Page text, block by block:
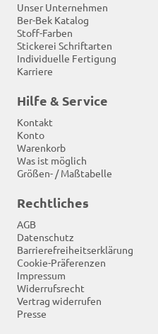
Unser Unternehmen
Ber-Bek Katalog
Stoff-Farben
Stickerei Schriftarten
Individuelle Fertigung
Karriere
Hilfe & Service
Kontakt
Konto
Warenkorb
Was ist möglich
Größen- / Maßtabelle
Rechtliches
AGB
Datenschutz
Barrierefreiheitserklärung
Cookie-Präferenzen
Impressum
Widerrufsrecht
Vertrag widerrufen
Presse